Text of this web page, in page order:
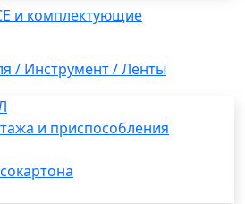
и комплектующие
/ Инструмент / Ленты
и приспособления